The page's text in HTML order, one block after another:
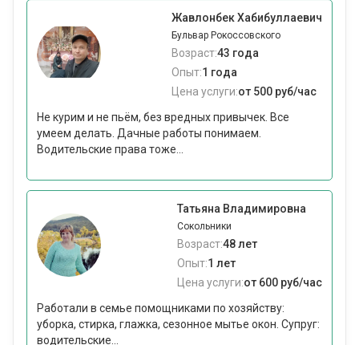
Жавлонбек Хабибуллаевич
Бульвар Рокоссовского
Возраст:43 года
Опыт:1 года
Цена услуги:от 500 руб/час
Не курим и не пьём, без вредных привычек. Все
умеем делать. Дачные работы понимаем.
Водительские права тоже...
Татьяна Владимировна
Сокольники
Возраст:48 лет
Опыт:1 лет
Цена услуги:от 600 руб/час
Работали в семье помощниками по хозяйству:
уборка, стирка, глажка, сезонное мытье окон. Супруг:
водительские...